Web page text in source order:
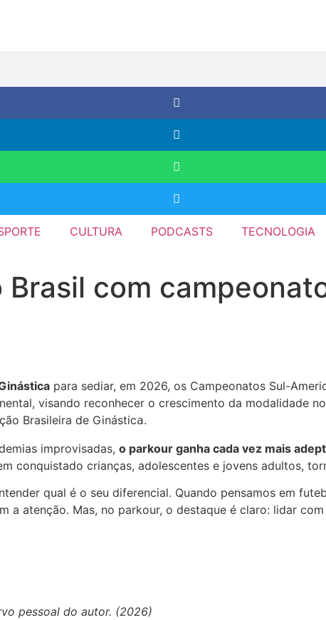
CULTURA PODCASTS TECNOLOGIA
Brasil com
para sediar, em 2026, os Campeonatos Sul-
visando reconhecer o crescimento da modalidade
Brasileira de Ginástica.
improvisadas, o parkour ganha cada vez mais
conquistado crianças, adolescentes e jovens adultos,
qual é o seu diferencial. Quando pensamos em
a atenção. Mas, no parkour, o destaque é claro: lidar
pessoal do autor. (2026)